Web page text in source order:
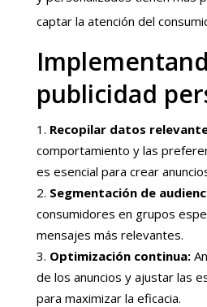
captar la atención del
publicidad
Recopilar datos
comportamiento y las
es esencial para crear
Segmentación de
consumidores en grupos
mensajes más relevantes.
Optimización continua:
de los anuncios y ajustar las
para maximizar la eficacia.